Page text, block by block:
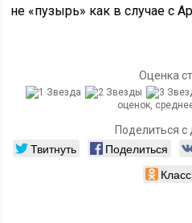
не «пузырь» как в случае с
Оценка
оценок,
Поделиться с
Твитнуть Поделиться